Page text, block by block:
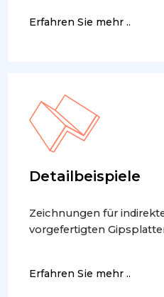
Erfahren Sie mehr ..
Detailbeispiele
Zeichnungen für
vorgefertigten
Erfahren Sie mehr ..